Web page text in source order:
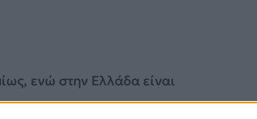
ενώ στην Ελλάδα είναι